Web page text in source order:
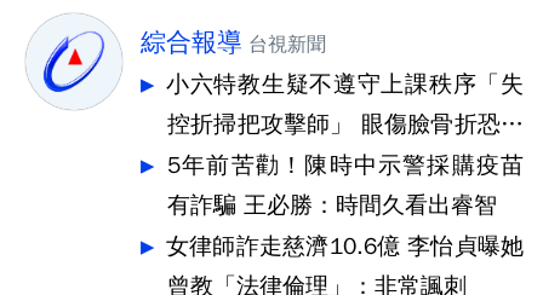
綜合報導 台視新聞
小六特教生疑不遵守上課秩序「失
控折掃把攻擊師」 眼傷臉骨折恐失
明
5年前苦勸！陳時中示警採購疫苗
有詐騙 王必勝：時間久看出睿智
女律師詐走慈濟10.6億 李怡貞曝她
曾教「法律倫理」：非常諷刺